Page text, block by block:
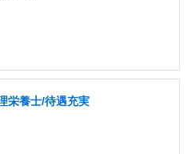
栄養士/待遇充実